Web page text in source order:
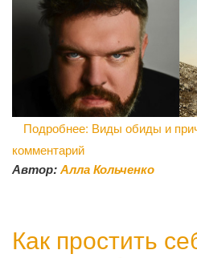
Подробнее: Виды обиды и
комментарий
Автор:Алла Кольченко
Как простить